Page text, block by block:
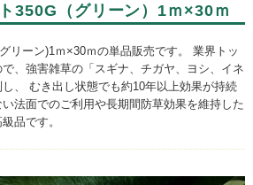
350G（グリーン）1ｍ×30ｍ
リーン)1ｍ×30ｍの単品販売です。 業界トッ
、強害雑草の「スギナ、チガヤ、ヨシ、イネ
、 むき出し状態でも約10年以上効果が持続
法面でのご利用や長期間防草効果を維持した
品です。